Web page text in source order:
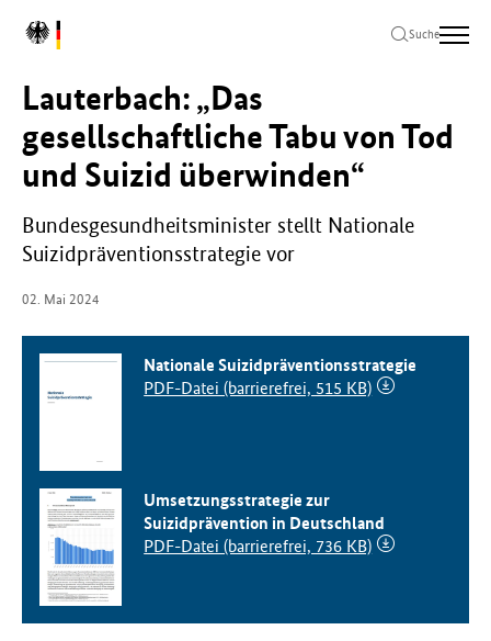
Hauptinhalt
springen
Hauptnavigation
springen
Seitenende
springen
L
u
n
d
e
s
m
n
s
Suche
Lauterbach: „Das
gesellschaftliche Tabu von Tod
und Suizid überwinden“
Bundesgesundheitsminister stellt Nationale
Suizidpräventionsstrategie vor
02. Mai 2024
Nationale Suizidpräventionsstrategie
PDF-Datei (barrierefrei, 515 KB)
Umsetzungsstrategie zur
Suizidprävention in Deutschland
PDF-Datei (barrierefrei, 736 KB)